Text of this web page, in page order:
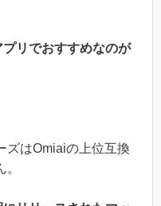
リでおすすめなのが
ズはOmiaiの上位互換